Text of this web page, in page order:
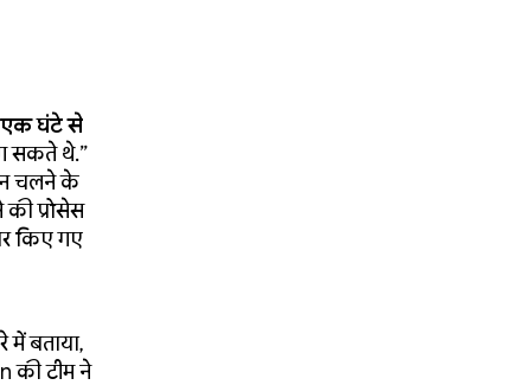
एक घंटे से
सकते थे.”
चलने के
प्रोसेस
किए गए
बताया,
की टीम ने